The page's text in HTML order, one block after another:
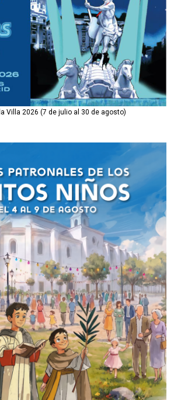
Villa 2026 (7 de julio al 30 de agosto)